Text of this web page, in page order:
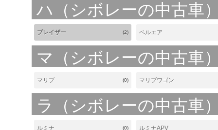
ハ（シボレーの中古車
ブレイザー (2) ベルエア
マ（シボレーの中古車
マリブ (0) マリブワゴン
ラ（シボレーの中古車
ルミナ (0) ルミナAPV